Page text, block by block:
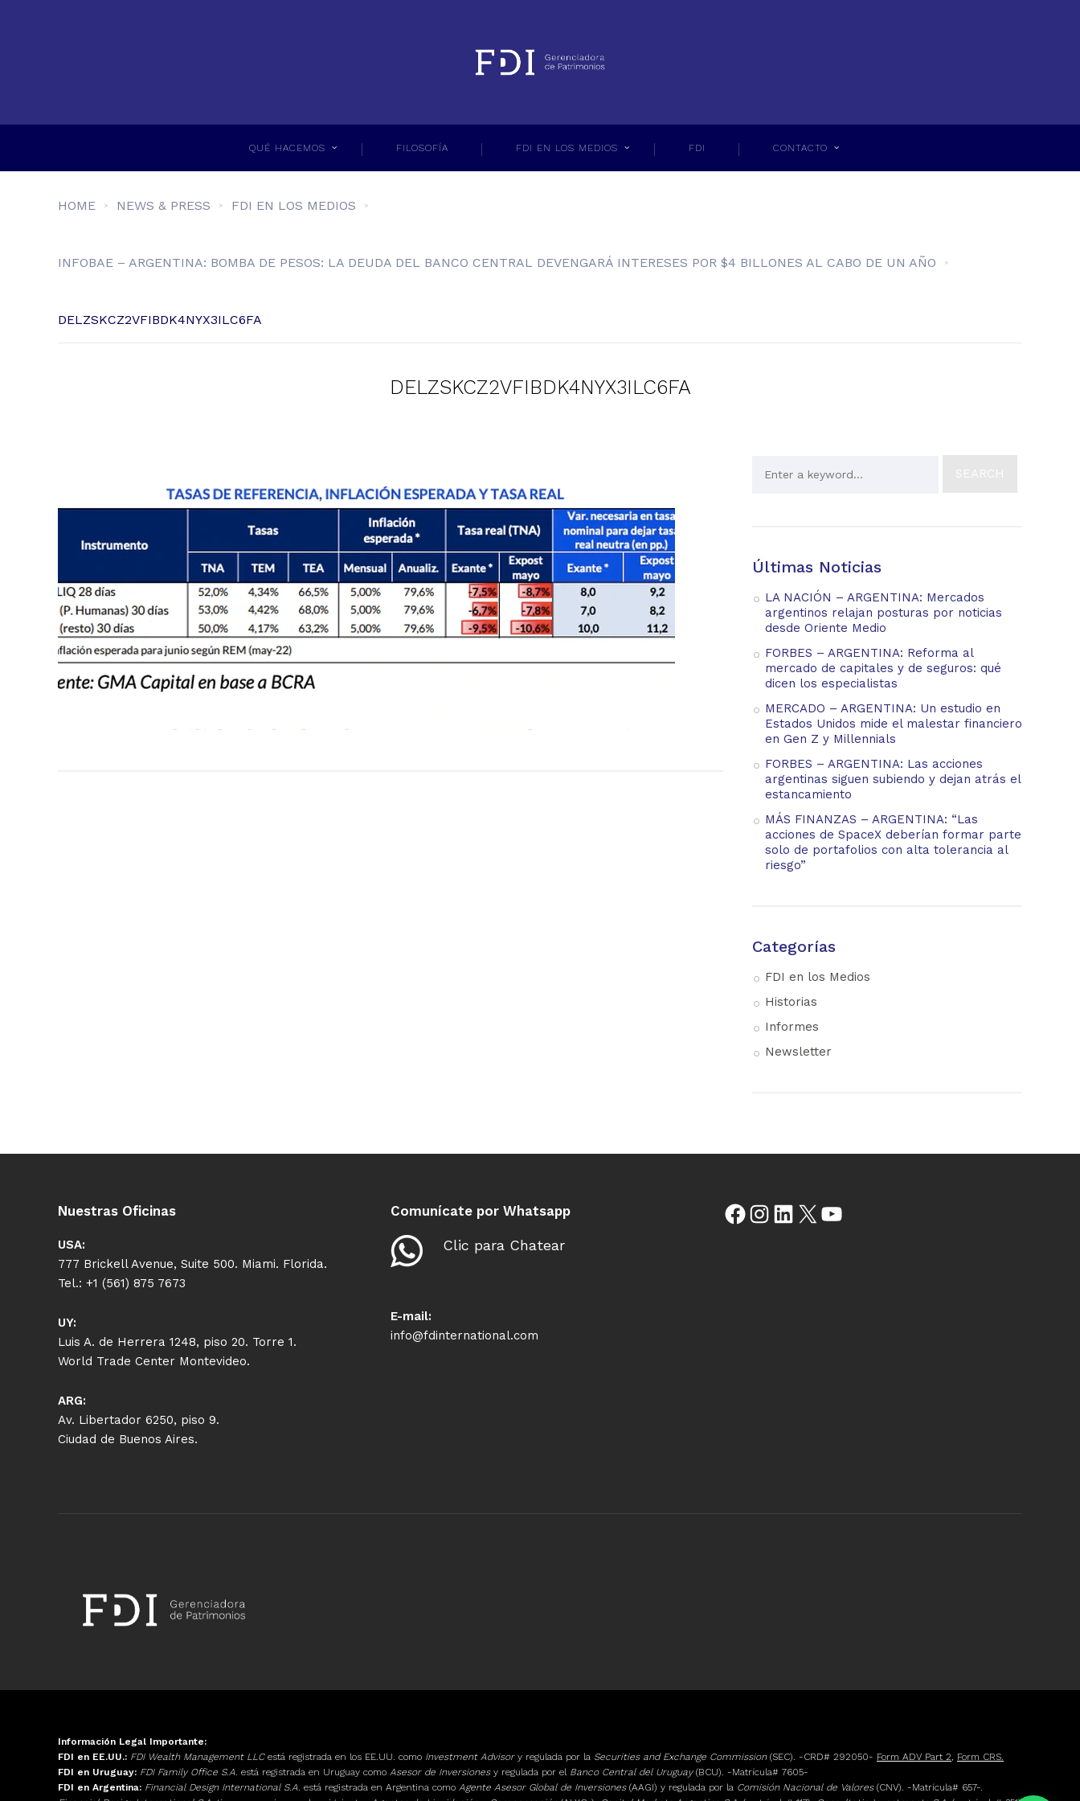
QUÉ HACEMOS FILOSOFÍA FDI EN LOS MEDIOS FDI CONTACTO
HOME NEWS & PRESS FDI EN LOS MEDIOS
INFOBAE – ARGENTINA: BOMBA DE PESOS: LA DEUDA DEL BANCO CENTRAL DEVENGARÁ INTERESES POR $4 BILLONES AL CABO DE UN AÑO
DELZSKCZ2VFIBDK4NYX3ILC6FA
DELZSKCZ2VFIBDK4NYX3ILC6FA
Últimas Noticias
LA NACIÓN – ARGENTINA: Mercados
argentinos relajan posturas por noticias
desde Oriente Medio
FORBES – ARGENTINA: Reforma al
mercado de capitales y de seguros: qué
dicen los especialistas
MERCADO – ARGENTINA: Un estudio en
Estados Unidos mide el malestar financiero
en Gen Z y Millennials
FORBES – ARGENTINA: Las acciones
argentinas siguen subiendo y dejan atrás el
estancamiento
MÁS FINANZAS – ARGENTINA: “Las
acciones de SpaceX deberían formar parte
solo de portafolios con alta tolerancia al
riesgo”
Categorías
FDI en los Medios
Historias
Informes
Newsletter
Nuestras Oficinas
USA:
777 Brickell Avenue, Suite 500. Miami. Florida.
Tel.: +1 (561) 875 7673
UY:
Luis A. de Herrera 1248, piso 20. Torre 1.
World Trade Center Montevideo.
ARG:
Av. Libertador 6250, piso 9.
Ciudad de Buenos Aires.
Comunícate por Whatsapp
Clic para Chatear
E-mail:
info@fdinternational.com
Información Legal Importante:
FDI en EE.UU.: FDI Wealth Management LLCestá registrada en los EE.UU. como Investment Advisory regulada por la Securities and Exchange Commission(SEC). -CRD# 292050- Form ADV Part 2, Form CRS.
FDI en Uruguay: FDI Family Office S.A. está registrada en Uruguay como Asesor de Inversionesy regulada por el Banco Central del Uruguay(BCU). -Matrícula# 7605-
FDI en Argentina: Financial Design International S.A. está registrada en Argentina como Agente Asesor Global de Inversiones(AAGI) y regulada por la Comisión Nacional de Valores(CNV). -Matrícula# 657-.